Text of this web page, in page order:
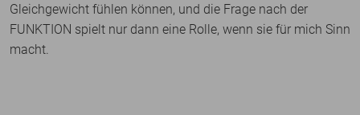
Gleichgewicht fühlen können, und die Frage nach der
FUNKTION spielt nur dann eine Rolle, wenn sie für mich Sinn
macht.